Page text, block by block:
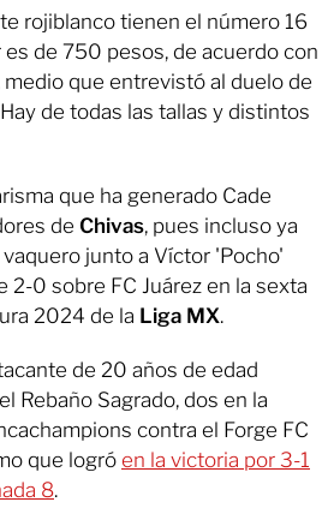
rojiblanco tienen el número 16
de 750 pesos, de acuerdo con
que entrevistó al duelo de
de todas las tallas y distintos
que ha generado Cade
de Chivas, pues incluso ya
junto a Víctor 'Pocho'
2-0 sobre FC Juárez en la sexta
2024 de la Liga MX.
de 20 años de edad
Rebaño Sagrado, dos en la
contra el Forge FC
que logró en la victoria por 3-1
8.